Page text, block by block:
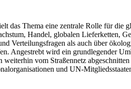
das Thema eine zentrale Rolle für die
Handel, globalen Lieferketten,
Verteilungsfragen als auch über
Angestrebt wird ein grundlegender
vom Straßennetz
und UN-